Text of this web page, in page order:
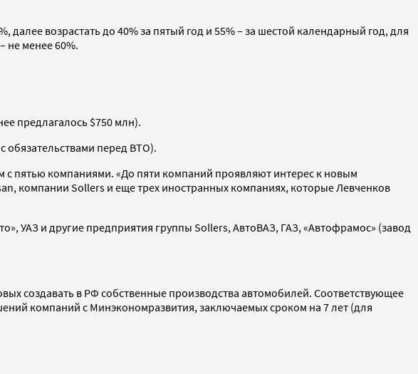
возрастать до 40% за пятый год и 55% – за шестой календарный год, для
не менее 60%.
предлагалось $750 млн).
обязательствами перед ВТО).
с пятью компаниями. «До пяти компаний проявляют интерес к новым
компании Sollers и еще трех иностранных компаниях, которые Левченков
УАЗ и другие предприятия группы Sollers, АвтоВАЗ, ГАЗ, «Автофрамос» (завод
создавать в РФ собственные производства автомобилей. Соответствующее
компаний с Минэкономразвития, заключаемых сроком на 7 лет (для